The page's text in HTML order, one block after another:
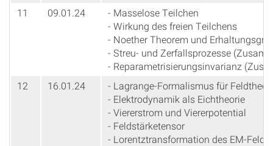
11
09.01.24
- Masselose Teilchen
- Wirkung des freien Teilchens
- Noether Theorem und
- Streu- und Zerfallsprozesse
- Reparametrisierungsinvarianz
12
16.01.24
- Lagrange-Formalismus für
- Elektrodynamik als Eichtheorie
- Viererstrom und Viererpotential
- Feldstärketensor
- Lorentztransformation des EM-